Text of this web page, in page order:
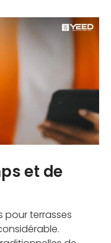
et de
pour terrasses